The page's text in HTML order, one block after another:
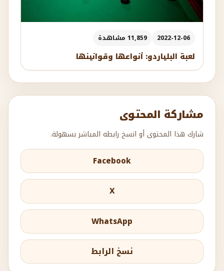
2022-12-06 11,859 مشاهدة
لعبة البلياردو: أنواعها وقوانينها
مشاركة المحتوى
شارك هذا المحتوى أو انسخ رابطه المباشر بسهولة.
Facebook
X
WhatsApp
نسخ الرابط